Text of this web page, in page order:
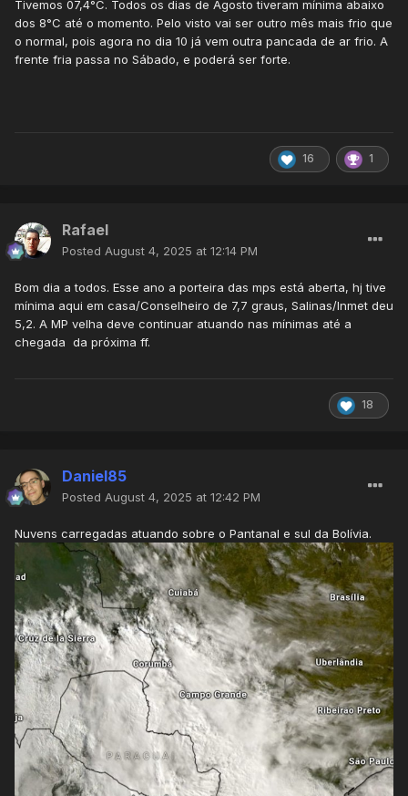
Tivemos 07,4°C. Todos os dias de Agosto tiveram mínima abaixo
dos 8°C até o momento. Pelo visto vai ser outro mês mais frio que
o normal, pois agora no dia 10 já vem outra pancada de ar frio. A
frente fria passa no Sábado, e poderá ser forte.
16 1
Rafael
Posted August 4, 2025 at 12:14 PM
Bom dia a todos. Esse ano a porteira das mps está aberta, hj tive
mínima aqui em casa/Conselheiro de 7,7 graus, Salinas/Inmet deu
5,2. A MP velha deve continuar atuando nas mínimas até a
chegada da próxima ff.
18
Daniel85
Posted August 4, 2025 at 12:42 PM
Nuvens carregadas atuando sobre o Pantanal e sul da Bolívia.